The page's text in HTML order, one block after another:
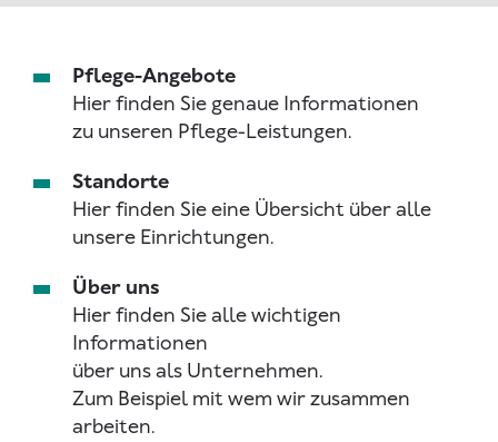
Pflege-Angebote
Hier finden Sie genaue Informationen
zu unseren Pflege-Leistungen.
Standorte
Hier finden Sie eine Übersicht über alle
unsere Einrichtungen.
Über uns
Hier finden Sie alle wichtigen
Informationen
über uns als Unternehmen.
Zum Beispiel mit wem wir zusammen
arbeiten.